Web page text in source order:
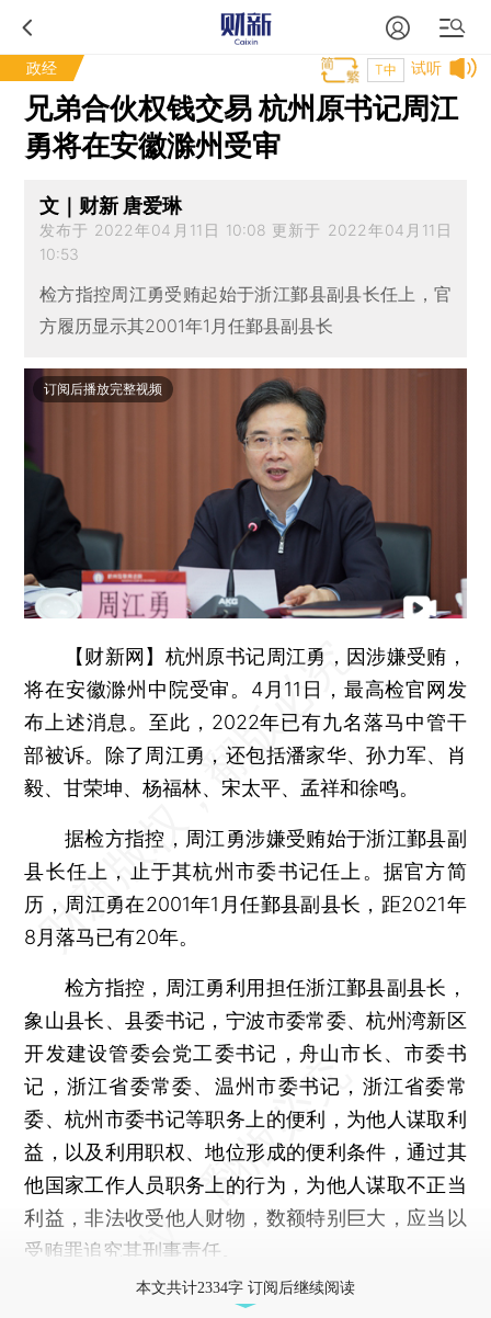
政经 试听
T中
兄弟合伙权钱交易 杭州原书记周江
勇将在安徽滁州受审
文｜财新 唐爱琳
发布于 2022年04月11日 10:08 更新于 2022年04月11日
10:53
检方指控周江勇受贿起始于浙江鄞县副县长任上，官
方履历显示其2001年1月任鄞县副县长
订阅后播放完整视频
【财新网】 杭州原书记周江勇，因涉嫌受贿，
将在安徽滁州中院受审。4月11日，最高检官网发
布上述消息。至此，2022年已有九名落马中管干
部被诉。除了周江勇，还包括潘家华、孙力军、肖
毅、甘荣坤、杨福林、宋太平、孟祥和徐鸣。
据检方指控，周江勇涉嫌受贿始于浙江鄞县副
县长任上，止于其杭州市委书记任上。据官方简
历，周江勇在2001年1月任鄞县副县长，距2021年
8月落马已有20年。
检方指控，周江勇利用担任浙江鄞县副县长，
象山县长、县委书记，宁波市委常委、杭州湾新区
开发建设管委会党工委书记，舟山市长、市委书
记，浙江省委常委、温州市委书记，浙江省委常
委、杭州市委书记等职务上的便利，为他人谋取利
益，以及利用职权、地位形成的便利条件，通过其
他国家工作人员职务上的行为，为他人谋取不正当
利益，非法收受他人财物，数额特别巨大，应当以
受贿罪追究其刑事责任。
本文共计2334字 订阅后继续阅读